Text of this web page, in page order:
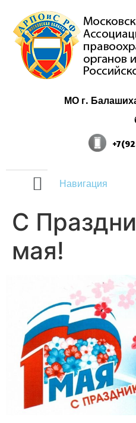
МО г.
Навигация
C
мая!